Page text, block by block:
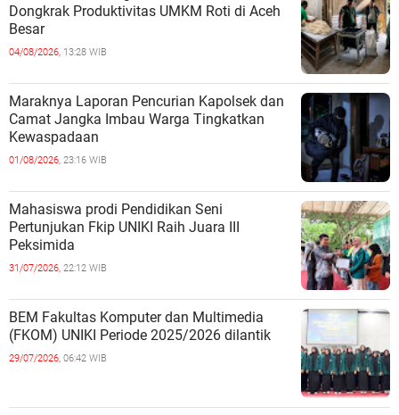
Dongkrak Produktivitas UMKM Roti di Aceh
Besar
04/08/2026, 13:28 WIB
Maraknya Laporan Pencurian Kapolsek dan
Camat Jangka Imbau Warga Tingkatkan
Kewaspadaan
01/08/2026, 23:16 WIB
Mahasiswa prodi Pendidikan Seni
Pertunjukan Fkip UNIKI Raih Juara III
Peksimida
31/07/2026, 22:12 WIB
BEM Fakultas Komputer dan Multimedia
(FKOM) UNIKI Periode 2025/2026 dilantik
29/07/2026, 06:42 WIB